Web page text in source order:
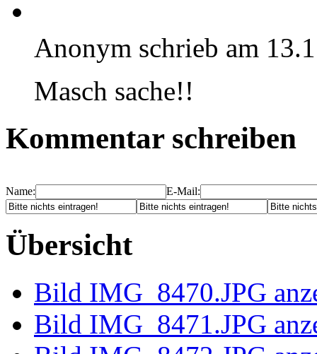
Anonym schrieb am
Übersicht